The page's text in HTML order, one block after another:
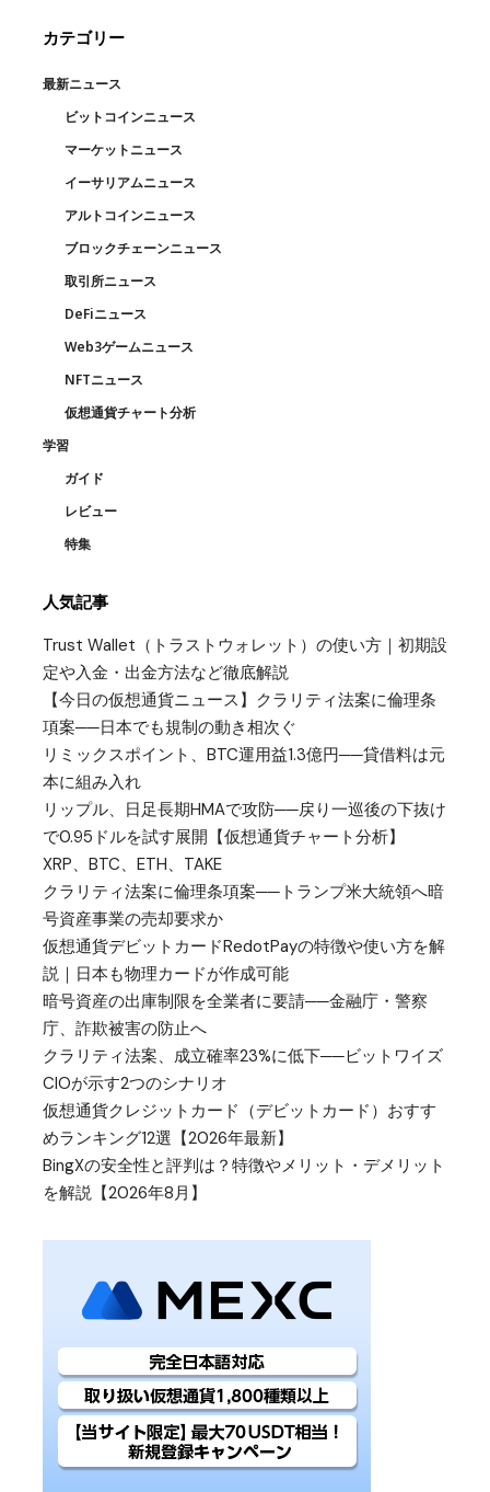
カテゴリー
最新ニュース
ビットコインニュース
マーケットニュース
イーサリアムニュース
アルトコインニュース
ブロックチェーンニュース
取引所ニュース
DeFiニュース
Web3ゲームニュース
NFTニュース
仮想通貨チャート分析
学習
ガイド
レビュー
特集
人気記事
Trust Wallet（トラストウォレット）の使い方｜初期設
定や入金・出金方法など徹底解説
【今日の仮想通貨ニュース】クラリティ法案に倫理条
項案──日本でも規制の動き相次ぐ
リミックスポイント、BTC運用益1.3億円──貸借料は元
本に組み入れ
リップル、日足長期HMAで攻防──戻り一巡後の下抜け
で0.95ドルを試す展開【仮想通貨チャート分析】
XRP、BTC、ETH、TAKE
クラリティ法案に倫理条項案──トランプ米大統領へ暗
号資産事業の売却要求か
仮想通貨デビットカードRedotPayの特徴や使い方を解
説｜日本も物理カードが作成可能
暗号資産の出庫制限を全業者に要請──金融庁・警察
庁、詐欺被害の防止へ
クラリティ法案、成立確率23%に低下──ビットワイズ
CIOが示す2つのシナリオ
仮想通貨クレジットカード（デビットカード）おすす
めランキング12選【2026年最新】
BingXの安全性と評判は？特徴やメリット・デメリット
を解説【2026年8月】